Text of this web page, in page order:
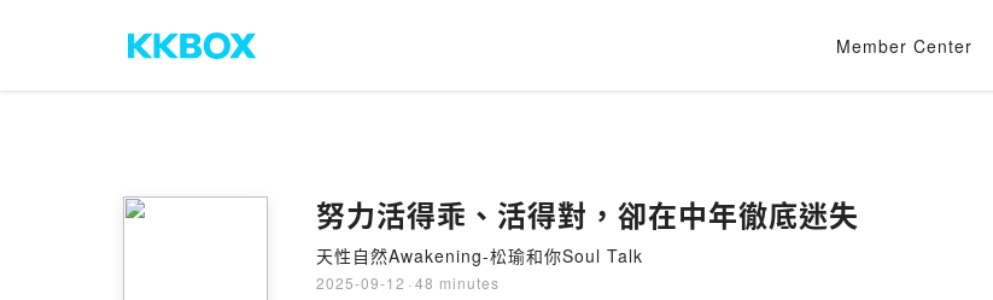
Member Center
努力活得乖、活得對，卻在中年徹底迷失
天性自然Awakening-松瑜和你Soul Talk
2025-09-12 · 48 minutes